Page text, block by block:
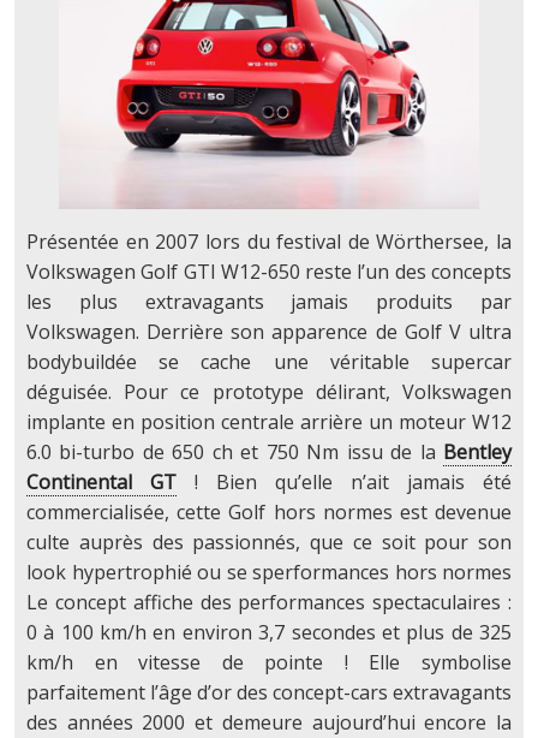
Présentée en 2007 lors du festival de Wörthersee, la
Volkswagen Golf GTI W12-650 reste l’un des concepts
les plus extravagants jamais produits par
Volkswagen. Derrière son apparence de Golf V ultra
bodybuildée se cache une véritable supercar
déguisée. Pour ce prototype délirant, Volkswagen
implante en position centrale arrière un moteur W12
6.0 bi-turbo de 650 ch et 750 Nm issu de la Bentley
Continental GT ! Bien qu’elle n’ait jamais été
commercialisée, cette Golf hors normes est devenue
culte auprès des passionnés, que ce soit pour son
look hypertrophié ou se sperformances hors normes
Le concept affiche des performances spectaculaires :
0 à 100 km/h en environ 3,7 secondes et plus de 325
km/h en vitesse de pointe ! Elle symbolise
parfaitement l’âge d’or des concept-cars extravagants
des années 2000 et demeure aujourd’hui encore la